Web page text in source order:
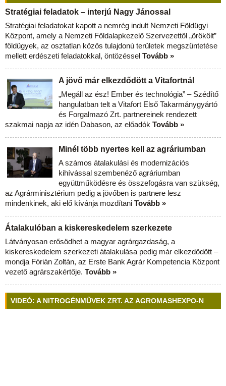
Stratégiai feladatok – interjú Nagy Jánossal
Stratégiai feladatokat kapott a nemrég indult Nemzeti Földügyi
Központ, amely a Nemzeti Földalapkezelő Szervezettől „örökölt”
földügyek, az osztatlan közös tulajdonú területek megszüntetése
mellett erdészeti feladatokkal, öntözéssel Tovább »
A jövő már elkezdődött a Vitafortnál
„Megáll az ész! Ember és technológia” – Szédítő
hangulatban telt a Vitafort Első Takarmánygyártó
és Forgalmazó Zrt. partnereinek rendezett
szakmai napja az idén Dabason, az előadók Tovább »
Minél több nyertes kell az agráriumban
A számos átalakulási és modernizációs
kihívással szembenéző agráriumban
együttműködésre és összefogásra van szükség,
az Agrárminisztérium pedig a jövőben is partnere lesz
mindenkinek, aki elő kívánja mozdítani Tovább »
Átalakulóban a kiskereskedelem szerkezete
Látványosan erősödhet a magyar agrárgazdaság, a
kiskereskedelem szerkezeti átalakulása pedig már elkezdődött –
mondja Fórián Zoltán, az Erste Bank Agrár Kompetencia Központ
vezető agrárszakértője. Tovább »
VIDEÓ: A NITROGÉNMŰVEK ZRT. AZ AGROMASHEXPO-N